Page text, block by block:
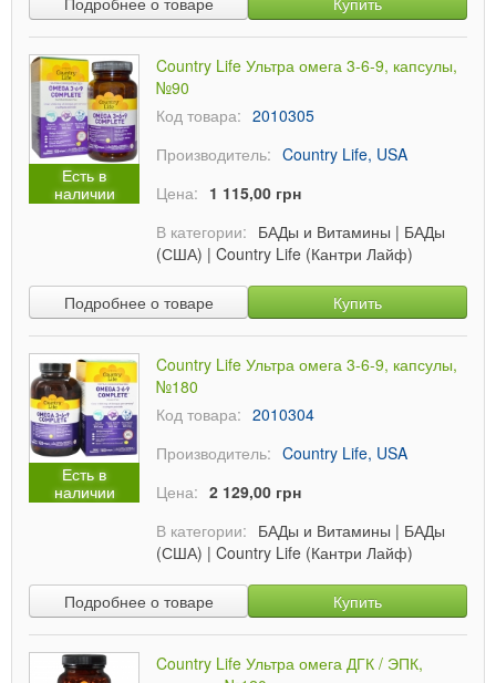
Есть в
наличии
Country Life Ультра омега 3-6-9, капсулы,
№90
Код товара: 2010305
Производитель: Country Life, USA
Цена: 1 115,00 грн
В категории: БАДы и Витамины | БАДы
(США) | Country Life (Кантри Лайф)
Подробнее о товаре Купить
Есть в
наличии
Country Life Ультра омега 3-6-9, капсулы,
№180
Код товара: 2010304
Производитель: Country Life, USA
Цена: 2 129,00 грн
В категории: БАДы и Витамины | БАДы
(США) | Country Life (Кантри Лайф)
Подробнее о товаре Купить
Country Life Ультра омега ДГК / ЭПК,